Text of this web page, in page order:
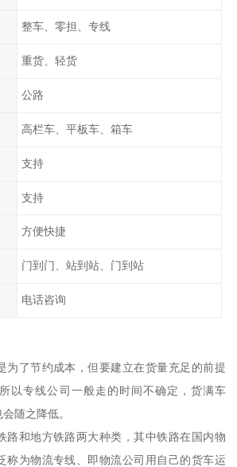
整车、零担、专线
重货、轻货
公路
高栏车、平板车、箱车
支持
支持
方便快捷
门到门、站到站、门到站
电话咨询
为了节约成本，但要建立在货量充足的前提
以专线公司一般走的时间不确定，货满车
随之降低。
路和地方铁路两大种类，其中铁路在国内物
称为物流专线、即物流公司用自己的货车运